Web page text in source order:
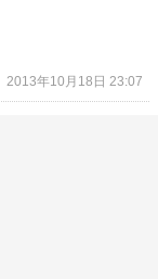
2013年10月18日 23:07